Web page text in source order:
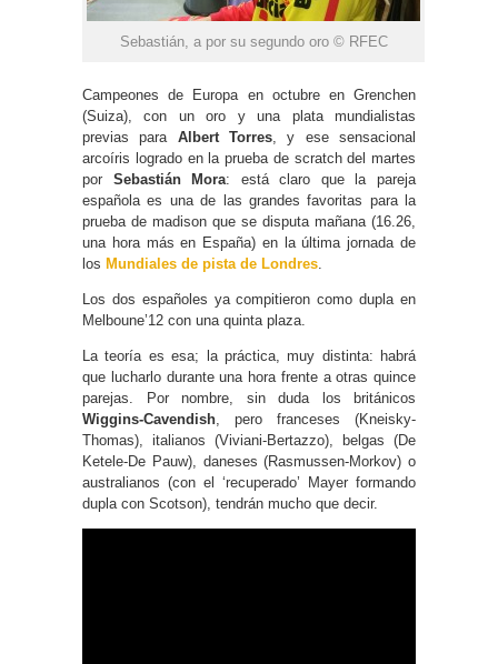
Sebastián, a por su segundo oro © RFEC
Campeones de Europa en octubre en Grenchen
(Suiza), con un oro y una plata mundialistas
previas paraAlbert Torres, y ese sensacional
arcoíris logrado en la prueba de scratch del martes
por Sebastián Mora: está claro que la pareja
española es una de las grandes favoritas para la
prueba de madison que se disputa mañana (16.26,
una hora más en España) en la última jornada de
los Mundiales de pista de Londres.
Los dos españoles ya compitieron como dupla en
Melboune’12 con una quinta plaza.
La teoría es esa; la práctica, muy distinta: habrá
que lucharlo durante una hora frente a otras quince
parejas. Por nombre, sin duda los británicos
Wiggins-Cavendish, pero franceses (Kneisky-
Thomas), italianos (Viviani-Bertazzo), belgas (De
Ketele-De Pauw), daneses (Rasmussen-Morkov) o
australianos (con el ‘recuperado’ Mayer formando
dupla con Scotson), tendrán mucho que decir.